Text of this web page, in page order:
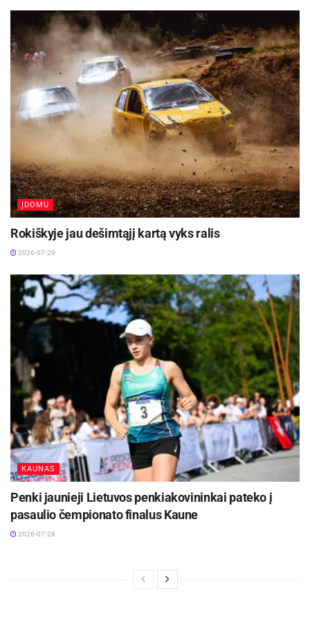
ĮDOMU
Rokiškyje jau dešimtąjį kartą vyks ralis
2026-07-29
KAUNAS
Penki jaunieji Lietuvos penkiakovininkai pateko į
pasaulio čempionato finalus Kaune
2026-07-28